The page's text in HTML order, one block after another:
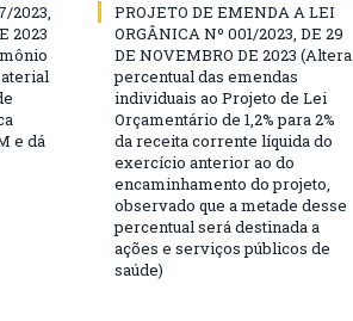
2023,
2023
e dá
PROJETO DE EMENDA A LEI
ORGÂNICA Nº 001/2023, DE 29
DE NOVEMBRO DE 2023 (Altera
percentual das emendas
individuais ao Projeto de Lei
Orçamentário de 1,2% para 2%
da receita corrente líquida do
exercício anterior ao do
encaminhamento do projeto,
observado que a metade desse
percentual será destinada a
ações e serviços públicos de
saúde)